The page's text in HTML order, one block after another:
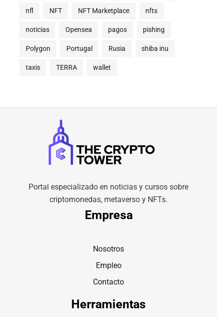
nfl NFT NFT Marketplace nfts
noticias Opensea pagos pishing
Polygon Portugal Rusia shiba inu
taxis TERRA wallet
Portal especializado en noticias y cursos sobre
criptomonedas, metaverso y NFTs.
Empresa
Nosotros
Empleo
Contacto
Herramientas